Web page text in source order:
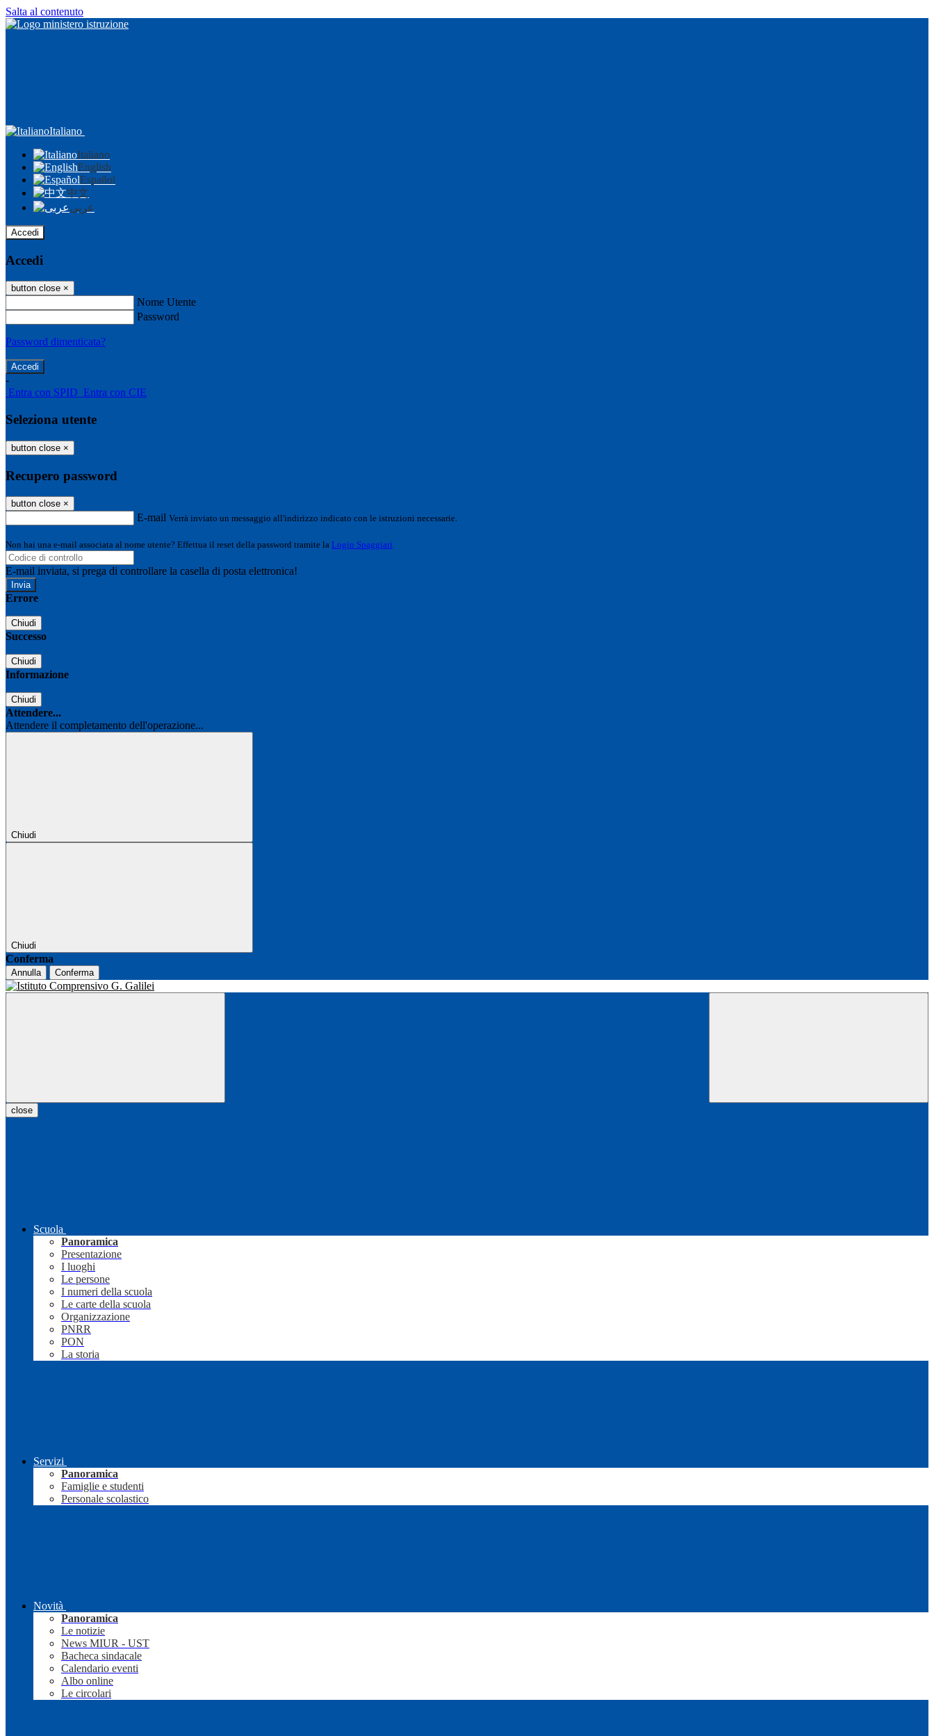
Salta al contenuto
Italiano
Italiano
English
Español
中文
عربى
Accedi
Accedi
button close ×
Nome Utente
Password
Password dimenticata?
-
Entra con SPID Entra con CIE
Seleziona utente
button close ×
Recupero password
button close ×
E-mail Verrà inviato un messaggio all'indirizzo indicato con le istruzioni necessarie.
Non hai una e-mail associata al nome utente? Effettua il reset della password tramite la Login Spaggiari
E-mail inviata, si prega di controllare la casella di posta elettronica!
Errore
Chiudi
Successo
Chiudi
Informazione
Chiudi
Attendere...
Attendere il completamento dell'operazione...
Chiudi
Chiudi
Conferma
Annulla Conferma
close
Scuola
Panoramica
Presentazione
I luoghi
Le persone
I numeri della scuola
Le carte della scuola
Organizzazione
PNRR
PON
La storia
Servizi
Panoramica
Famiglie e studenti
Personale scolastico
Novità
Panoramica
Le notizie
News MIUR - UST
Bacheca sindacale
Calendario eventi
Albo online
Le circolari